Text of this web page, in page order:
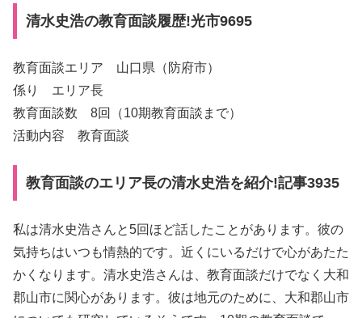
清水史浩の教育面談履歴!光市9695
教育面談エリア 山口県（防府市）
係り エリア長
教育面談数 8回（10期教育面談まで）
活動内容 教育面談
教育面談のエリア長の清水史浩を紹介!記事3935
私は清水史浩さんと5回ほど話したことがあります。彼の
気持ちはいつも情熱的です。近くにいるだけで心があたた
かくなります。清水史浩さんは、教育面談だけでなく大和
郡山市に関心があります。彼は地元のために、大和郡山市